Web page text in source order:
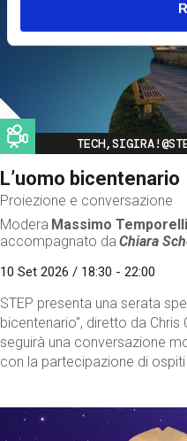
Image
L’uomo bicentenario
Proiezione e conversazione
Modera Massimo Temporelli
accompagnato da Chiara
10 Set 2026 / 18:30 - 22:00
STEP presenta una serata
bicentenario", diretto da
seguirà una conversazione
con la partecipazione di